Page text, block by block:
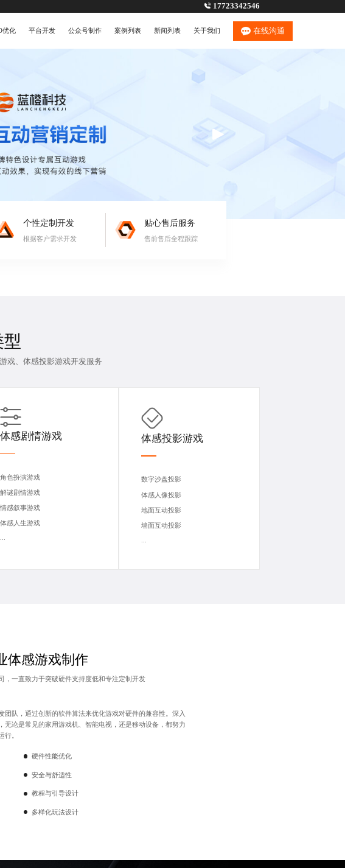
17723342546
优化 平台开发 公众号制作 案例列表 新闻列表 关于我们 在线沟通
个性定制开发
根据客户需求开发
贴心售后服务
售前售后全程跟踪
型
戏、 体感投影游戏开发服务
体感剧情游戏
角色扮演游戏
解谜剧情游戏
情感叙事游戏
体感人生游戏
体感投影游戏
数字沙盘投影
体感人像投影
地面互动投影
墙面互动投影
体感游戏制作
，一直致力于突破硬件支持度低和专注定制开发
团队，通过创新的软件算法来优化游戏对硬件的兼容性。深入
无论是常见的家用游戏机、智能电视，还是移动设备，都努力
行。
硬件性能优化
安全与舒适性
教程与引导设计
多样化玩法设计